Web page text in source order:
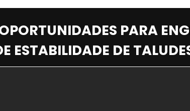
PARA
ESTABILIDADE DE